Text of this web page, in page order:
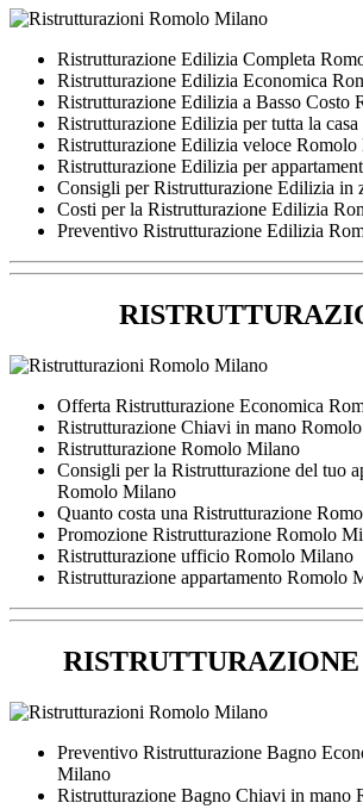
Ristrutturazione Edilizia Completa
Ristrutturazione Edilizia Economica
Ristrutturazione Edilizia a Basso Costo
Ristrutturazione Edilizia per tutta la
Ristrutturazione Edilizia veloce
Ristrutturazione Edilizia per
Consigli per Ristrutturazione Edilizia in
Costi per la Ristrutturazione Edilizia
Preventivo Ristrutturazione Edilizia
Offerta Ristrutturazione Economica
Ristrutturazione Chiavi in mano
Ristrutturazione Romolo Milano
Consigli per la Ristrutturazione del tuo
Romolo Milano
Quanto costa una Ristrutturazione
Promozione Ristrutturazione Romolo
Ristrutturazione ufficio Romolo Milano
Ristrutturazione appartamento Romolo
Preventivo Ristrutturazione Bagno
Milano
Ristrutturazione Bagno Chiavi in mano